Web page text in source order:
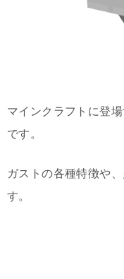
マインクラフトに登
です。
ガストの各種特徴や
す。